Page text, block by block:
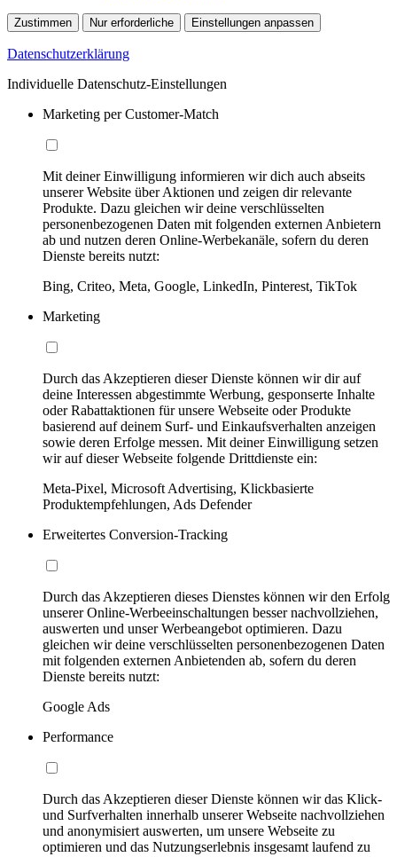
Zustimmen Nur erforderliche Einstellungen anpassen
Datenschutzerklärung
Individuelle Datenschutz-Einstellungen
Marketing per Customer-Match
Mit deiner Einwilligung informieren wir dich auch abseits
unserer Website über Aktionen und zeigen dir relevante
Produkte. Dazu gleichen wir deine verschlüsselten
personenbezogenen Daten mit folgenden externen Anbietern
ab und nutzen deren Online-Werbekanäle, sofern du deren
Dienste bereits nutzt:
Bing, Criteo, Meta, Google, LinkedIn, Pinterest, TikTok
Marketing
Durch das Akzeptieren dieser Dienste können wir dir auf
deine Interessen abgestimmte Werbung, gesponserte Inhalte
oder Rabattaktionen für unsere Webseite oder Produkte
basierend auf deinem Surf- und Einkaufsverhalten anzeigen
sowie deren Erfolge messen. Mit deiner Einwilligung setzen
wir auf dieser Webseite folgende Drittdienste ein:
Meta-Pixel, Microsoft Advertising, Klickbasierte
Produktempfehlungen, Ads Defender
Erweitertes Conversion-Tracking
Durch das Akzeptieren dieses Dienstes können wir den Erfolg
unserer Online-Werbeeinschaltungen besser nachvollziehen,
auswerten und unser Werbeangebot optimieren. Dazu
gleichen wir deine verschlüsselten personenbezogenen Daten
mit folgenden externen Anbietenden ab, sofern du deren
Dienste bereits nutzt:
Google Ads
Performance
Durch das Akzeptieren dieser Dienste können wir das Klick-
und Surfverhalten innerhalb unserer Webseite nachvollziehen
und anonymisiert auswerten, um unsere Webseite zu
optimieren und das Nutzungserlebnis insgesamt laufend zu